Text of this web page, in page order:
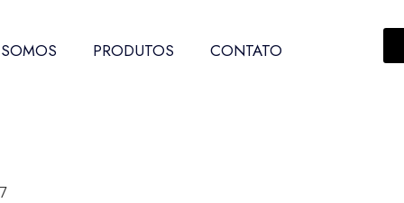
PRODUTOS CONTATO